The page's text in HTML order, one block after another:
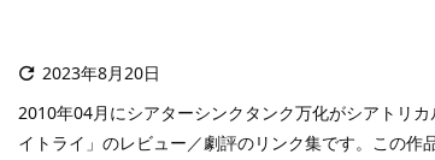
 2023年8月20日
2010年04月にシアターシンクタンク万化がシアトリ
イトライ」のレビュー／劇評のリンク集です。この作